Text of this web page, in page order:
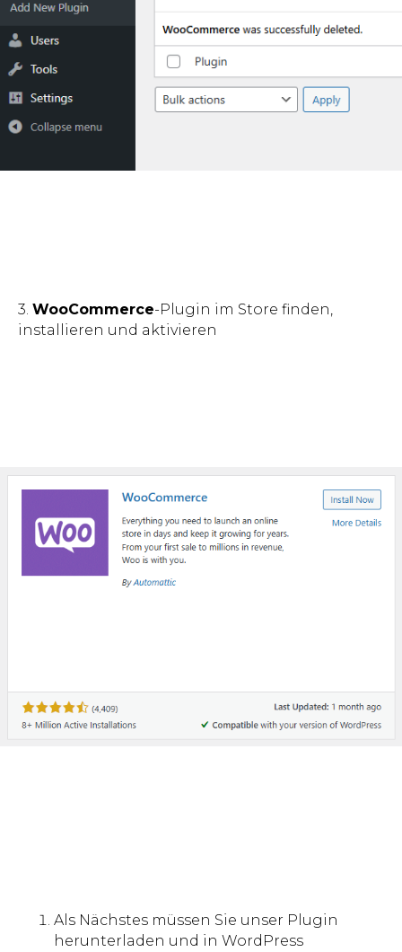
3. WooCommerce-Plugin im Store finden,
installieren und aktivieren
Als Nächstes müssen Sie unser Plugin
herunterladen und in WordPress